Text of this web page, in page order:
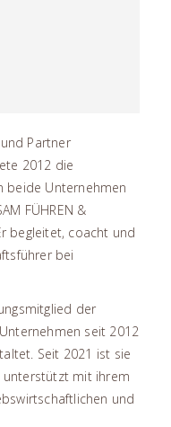
Partner
2012 die
beide Unternehmen
FÜHREN &
begleitet, coacht und
bei
der
seit 2012
Seit 2021 ist sie
unterstützt mit ihrem
und